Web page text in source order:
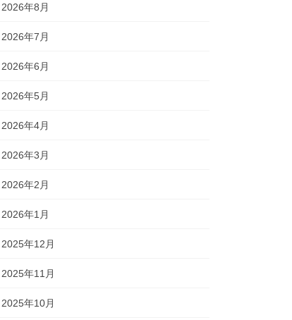
2026年8月
2026年7月
2026年6月
2026年5月
2026年4月
2026年3月
2026年2月
2026年1月
2025年12月
2025年11月
2025年10月